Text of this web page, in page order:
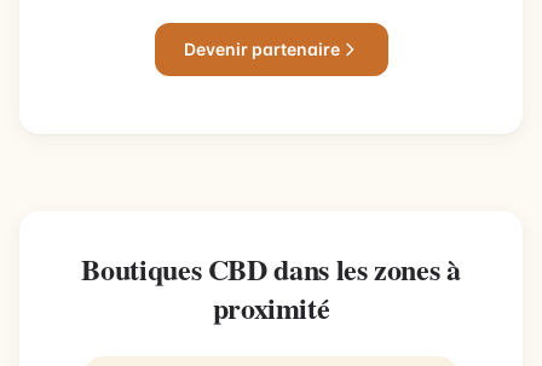
Devenir partenaire
Boutiques CBD dans les zones à
proximité